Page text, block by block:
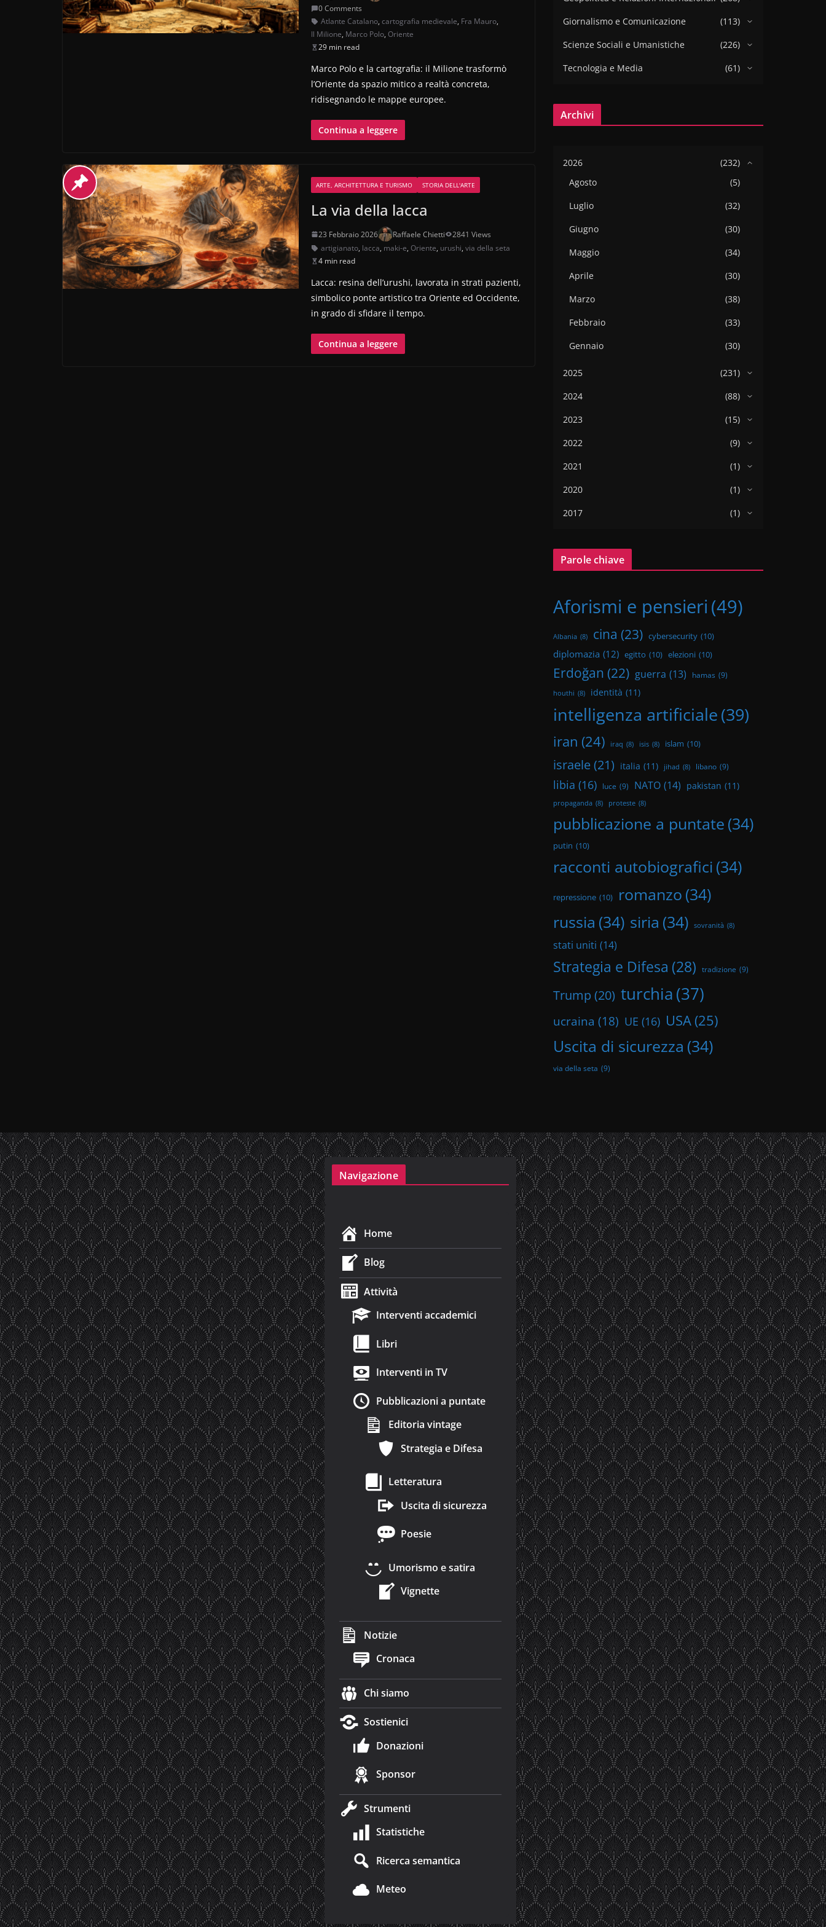
0 Comments
Atlante Catalano, cartografia medievale, Fra Mauro,
Il Milione, Marco Polo, Oriente
29 min read
Marco Polo e la cartografia: il Milione trasformò
l’Oriente da spazio mitico a realtà concreta,
ridisegnando le mappe europee.
Continua a leggere
ARTE, ARCHITETTURA E TURISMO STORIA DELL'ARTE
La via della lacca
23 Febbraio 2026 Raffaele Chietti
2841 Views
artigianato, lacca, maki-e, Oriente, urushi, via della seta
4 min read
Lacca: resina dell’urushi, lavorata in strati pazienti,
simbolico ponte artistico tra Oriente ed Occidente,
in grado di sfidare il tempo.
Continua a leggere
Giornalismo e Comunicazione
(113)
Scienze Sociali e Umanistiche
(226)
Tecnologia e Media
(61)
Archivi
2026
(232)
Agosto
(5)
Luglio
(32)
Giugno
(30)
Maggio
(34)
Aprile
(30)
Marzo
(38)
Febbraio
(33)
Gennaio
(30)
2025
(231)
2024
(88)
2023
(15)
2022
(9)
2021
(1)
2020
(1)
2017
(1)
Parole chiave
Aforismi e pensieri (49)
Albania (8) cina (23) cybersecurity (10)
diplomazia (12) egitto (10) elezioni (10)
Erdoğan (22) guerra (13) hamas (9)
houthi (8) identità (11)
intelligenza artificiale(39)
iran (24) iraq (8) isis (8) islam (10)
israele(21) italia (11) jihad (8) libano (9)
libia (16) luce (9) NATO (14) pakistan (11)
propaganda (8) proteste (8)
pubblicazione a puntate (34)
putin (10)
racconti autobiografici (34)
repressione (10) romanzo (34)
russia (34) siria (34) sovranità (8)
stati uniti (14)
Strategia e Difesa (28) tradizione (9)
Trump (20) turchia(37)
ucraina (18) UE (16) USA (25)
Uscita di sicurezza (34)
via della seta (9)
Navigazione
Home
Blog
Attività
Interventi accademici
Libri
Interventi in TV
Pubblicazioni a puntate
Editoria vintage
Strategia e Difesa
Letteratura
Uscita di sicurezza
Poesie
Umorismo e satira
Vignette
Notizie
Cronaca
Chi siamo
Sostienici
Donazioni
Sponsor
Strumenti
Statistiche
Ricerca semantica
Meteo